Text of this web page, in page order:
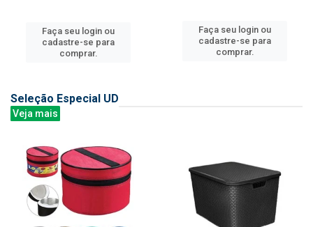
Faça seu login ou
cadastre-se para
comprar.
Faça seu login ou
cadastre-se para
comprar.
Seleção Especial UD
Veja mais